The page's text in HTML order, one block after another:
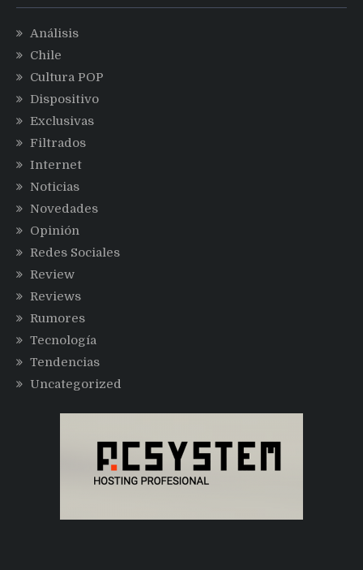
Análisis
Chile
Cultura POP
Dispositivo
Exclusivas
Filtrados
Internet
Noticias
Novedades
Opinión
Redes Sociales
Review
Reviews
Rumores
Tecnología
Tendencias
Uncategorized